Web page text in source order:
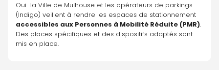
Oui. La Ville de Mulhouse et les opérateurs de parkings
accessibles aux Personnes à Mobilité Réduite (PMR).
Des places spécifiques et des dispositifs adaptés sont
mis en place.